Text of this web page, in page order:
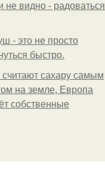
не видно - радоваться
- это не просто
быстро.
считают сахару самым
на земле, Европа
собственные